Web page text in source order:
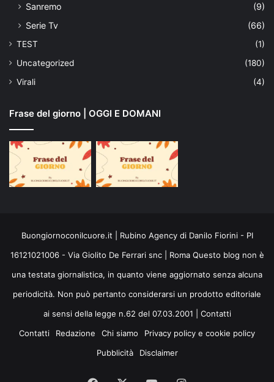
Sanremo
(9)
Serie Tv
(66)
TEST
(1)
Uncategorized
(180)
Virali
(4)
Frase del giorno | OGGI E DOMANI
Buongiornoconilcuore.it | Rubino Agency di Danilo Fiorini - PI
16121021006 - Via Giolito De Ferrari snc | Roma Questo blog non è
una testata giornalistica, in quanto viene aggiornato senza alcuna
periodicità. Non può pertanto considerarsi un prodotto editoriale
ai sensi della legge n.62 del 07.03.2001 | Contatti
Contatti
Redazione Chi siamo
Privacy policy e cookie policy
Pubblicità
Disclaimer